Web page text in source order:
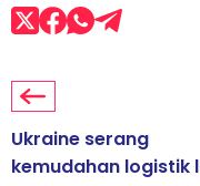
Ukraine serang
kemudahan logistik